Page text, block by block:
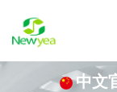
中文